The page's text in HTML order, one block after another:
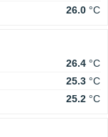
26.0 °C
26.4 °C
25.3 °C
25.2 °C